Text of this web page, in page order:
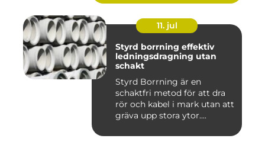
11. jul
Styrd borrning effektiv
ledningsdragning utan
schakt
Styrd Borrning är en
schaktfri metod för att dra
rör och kabel i mark utan att
gräva upp stora ytor....